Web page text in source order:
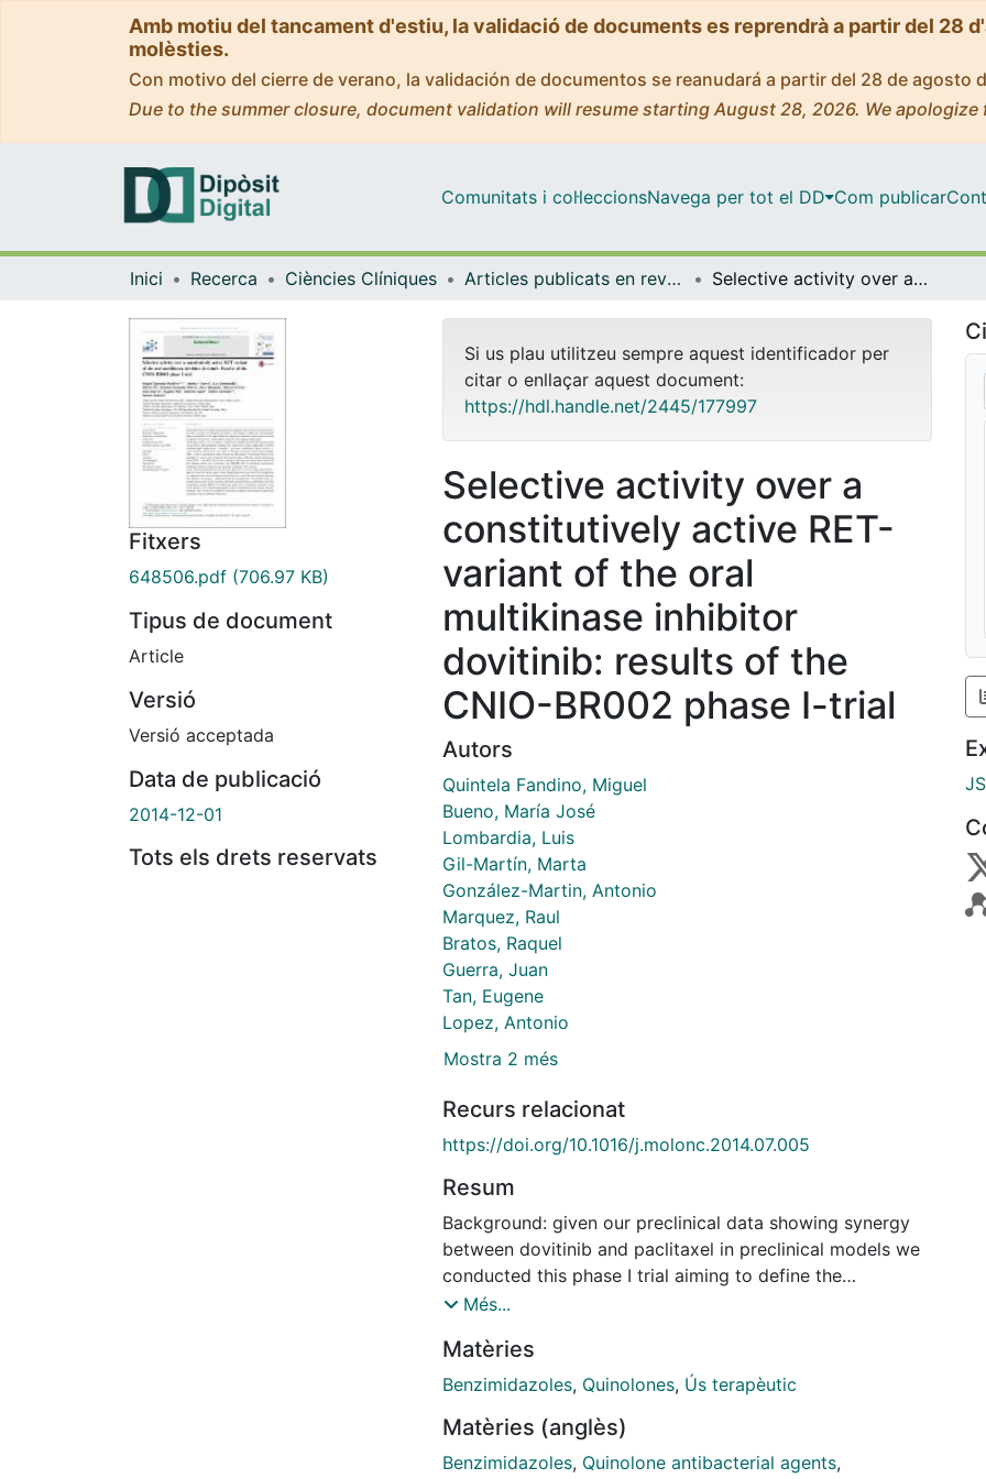
Amb motiu del tancament d'estiu, la validació de documents es reprendrà a partir del 28
molèsties.
Con motivo del cierre de verano, la validación de documentos se reanudará a partir del 28 de agosto
Due to the summer closure, document validation will resume starting August 28, 2026. We
Comunitats i col·leccionsNavega per tot el DD Com publicar
Inici Recerca Ciències Clíniques Articles publicats en revistes (Ciències Clíniques) Selective activity over a constitutively active RET-variant of the oral multikinase inhibitor dovitinib: results of the CNIO-BR002 phase I-trial
Fitxers
648506.pdf (706.97 KB)
Tipus de document
Article
Versió
Versió acceptada
Data de publicació
2014-12-01
Tots els drets reservats
Si us plau utilitzeu sempre aquest identificador per
citar o enllaçar aquest document:
https://hdl.handle.net/2445/177997
Selective activity over a
constitutively active RET-
variant of the oral
multikinase inhibitor
dovitinib: results of the
CNIO-BR002 phase I-trial
Autors
Quintela Fandino, Miguel
Bueno, María José
Lombardia, Luis
Gil-Martín, Marta
González-Martin, Antonio
Marquez, Raul
Bratos, Raquel
Guerra, Juan
Tan, Eugene
Lopez, Antonio
Mostra 2 més
Recurs relacionat
https://doi.org/10.1016/j.molonc.2014.07.005
Resum
Background: given our preclinical data showing synergy
between dovitinib and paclitaxel in preclinical models we
conducted this phase I trial aiming to define the
recommended phase II-dose (RP2D) on the basis of
genetic variants that could sensitize patients to the
regimen under study. Patients and methods: a 3+3
dovitinib and paclitaxel pharmacokinetic profiles were
determined along a single-agent dovitinib 'priming-phase'
Més...
Matèries
Benzimidazoles, Quinolones, Ús terapèutic
Matèries (anglès)
Benzimidazoles, Quinolone antibacterial agents,